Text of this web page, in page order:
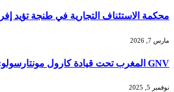
محكمة الاستئناف التجارية في طنجة تؤيد
مارس 7, 2026
GNV المغرب تحت قيادة كارول مونتارسولو: بداية فصل جديد من النمو والابتكار
نوفمبر 5, 2025